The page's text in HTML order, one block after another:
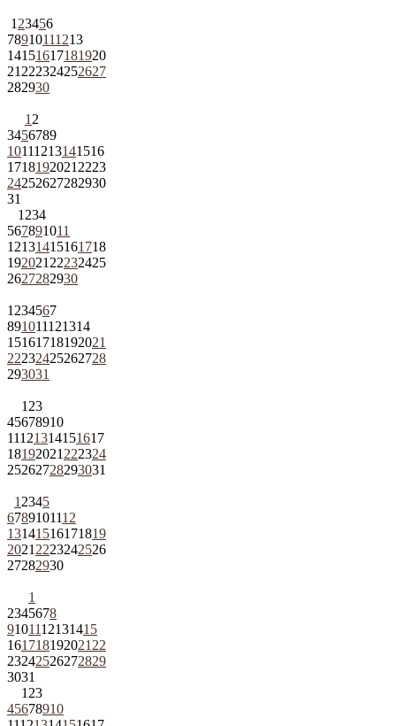
1 23456
78910111213
14151617181920
21 222324252627
282930
1 2
3456789
10111213141516
1718192021 2223
24252627282930
31
1 234
567891011
12131415161718
192021 22232425
2627282930
1 234567
891011121314
15161718192021
22232425262728
293031
1 23
45678910
11121314151617
18192021 222324
25262728293031
1 2345
6789101112
13141516171819
2021 2223242526
27282930
1
2345678
9101112131415
161718192021 22
23242526272829
3031
1 23
45678910